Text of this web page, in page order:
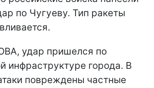
по Чугуеву. Тип ракеты
удар пришелся по
инфраструктуре города. В
повреждены частные